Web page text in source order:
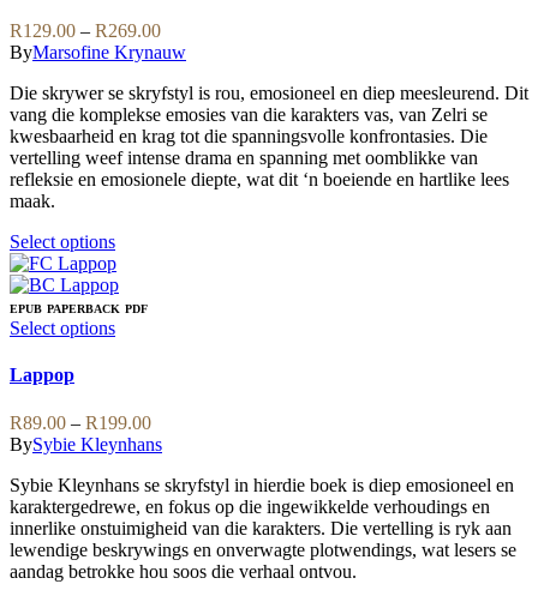
be
chosen
on
the
product
page
variants.
The
options
may
be
chosen
on
the
R129.00 – R269.00Price
range:
through
R269.00
ByMarsofine Krynauw
Die skrywer se skryfstyl is rou, emosioneel en diep meesleurend. Dit
vang die komplekse emosies van die karakters vas, van Zelri se
kwesbaarheid en krag tot die spanningsvolle konfrontasies. Die
vertelling weef intense drama en spanning met oomblikke van
refleksie en emosionele diepte, wat dit ‘n boeiende en hartlike lees
maak.
Select optionsThis
product
has
multiple
variants.
be
chosen
on
the
product
page
EPUB PAPERBACK PDF
Select optionsThis
variants.
The
options
may
be
chosen
on
the
Lappop
R89.00 – R199.00Price
range:
through
R199.00
BySybie Kleynhans
Sybie Kleynhans se skryfstyl in hierdie boek is diep emosioneel en
karaktergedrewe, en fokus op die ingewikkelde verhoudings en
innerlike onstuimigheid van die karakters. Die vertelling is ryk aan
lewendige beskrywings en onverwagte plotwendings, wat lesers se
aandag betrokke hou soos die verhaal ontvou.